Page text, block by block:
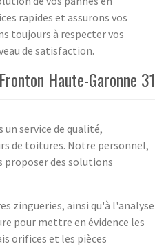
rapides et assurons vos
toujours à respecter vos
de satisfaction.
Haute-Garonne 31
service de qualité,
de toitures. Notre personnel,
des solutions
zingueries, ainsi qu'à l'analyse
pour mettre en évidence les
orifices et les pièces